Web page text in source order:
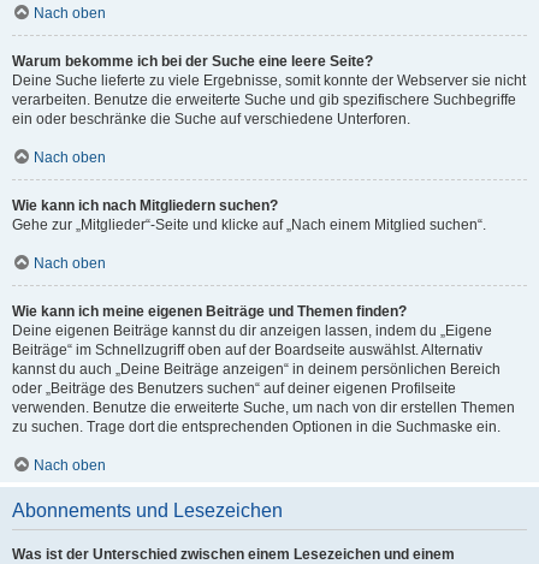
Nach oben
Warum bekomme ich bei der Suche eine leere Seite?
Deine Suche lieferte zu viele Ergebnisse, somit konnte der Webserver sie nicht
verarbeiten. Benutze die erweiterte Suche und gib spezifischere Suchbegriffe
ein oder beschränke die Suche auf verschiedene Unterforen.
Nach oben
Wie kann ich nach Mitgliedern suchen?
Gehe zur „Mitglieder“-Seite und klicke auf „Nach einem Mitglied suchen“.
Nach oben
Wie kann ich meine eigenen Beiträge und Themen finden?
Deine eigenen Beiträge kannst du dir anzeigen lassen, indem du „Eigene
Beiträge“ im Schnellzugriff oben auf der Boardseite auswählst. Alternativ
kannst du auch „Deine Beiträge anzeigen“ in deinem persönlichen Bereich
oder „Beiträge des Benutzers suchen“ auf deiner eigenen Profilseite
verwenden. Benutze die erweiterte Suche, um nach von dir erstellen Themen
zu suchen. Trage dort die entsprechenden Optionen in die Suchmaske ein.
Nach oben
Abonnements und Lesezeichen
Was ist der Unterschied zwischen einem Lesezeichen und einem